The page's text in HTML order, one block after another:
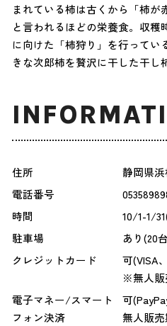
まれている柿は古くから「柿が
と言われるほどの栄養食。収穫
に向けた「柿狩り」を行ってい
きな次郎柿を贅沢に干した干し
住所
静岡県
電話番号
時間
10/1-1/
駐車場
あり(20
クレジットカード
可(VISA
※無人販
電子マネー/スマート
フォン決済
可
無人販売